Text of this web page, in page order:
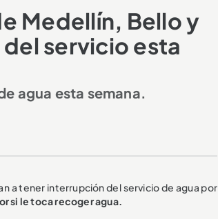
Medellín, Bello y
servicio esta
agua esta semana.
a tener interrupción del servicio de agua por
si le toca recoger agua.